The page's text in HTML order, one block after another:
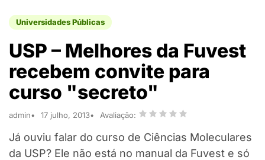
Universidades Públicas
USP – Melhores da Fuvest
recebem convite para
curso "secreto"
admin 17 julho, 2013 Avaliação:
Já ouviu falar do curso de Ciências Moleculares
da USP? Ele não está no manual da Fuvest e só